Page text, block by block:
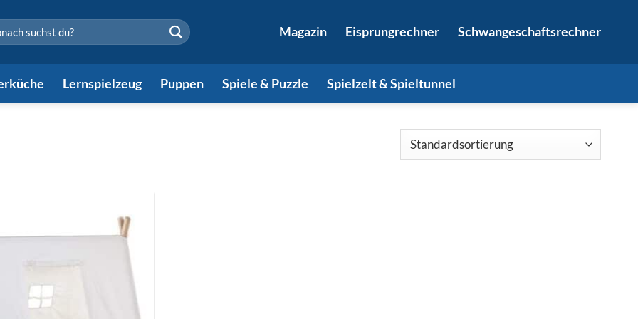
Magazin Eisprungrechner Schwangeschaftsrechner
Lernspielzeug Puppen Spiele & Puzzle Spielzelt & Spieltunnel